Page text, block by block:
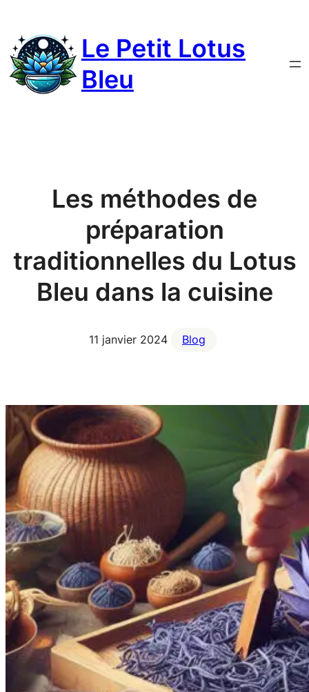
Le Petit Lotus
Bleu
Les méthodes de
préparation
traditionnelles du Lotus
Bleu dans la cuisine
11 janvier 2024 Blog